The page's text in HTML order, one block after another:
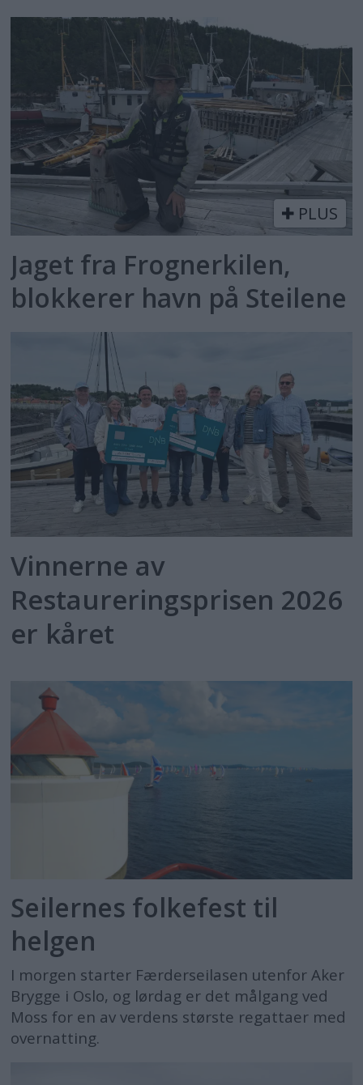
PLUS
Jaget fra Frognerkilen,
blokkerer havn på Steilene
Vinnerne av
Restaureringsprisen 2026
er kåret
Seilernes folkefest til
helgen
I morgen starter Færderseilasen utenfor Aker
Brygge i Oslo, og lørdag er det målgang ved
Moss for en av verdens største regattaer med
overnatting.